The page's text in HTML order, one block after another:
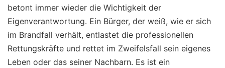
betont immer wieder die Wichtigkeit der
Eigenverantwortung. Ein Bürger, der weiß, wie er sich
im Brandfall verhält, entlastet die professionellen
Rettungskräfte und rettet im Zweifelsfall sein eigenes
Leben oder das seiner Nachbarn. Es ist ein